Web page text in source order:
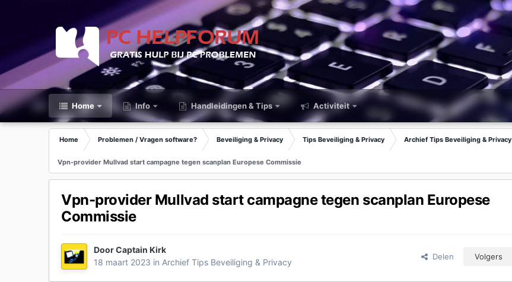
Home Info Handleidingen & Tips Activiteit
Home Problemen / Vragen software? Beveiliging & Privacy Tips Beveiliging & Privacy Archief Tips Beveiliging & Privacy
Vpn-provider Mullvad start campagne tegen scanplan Europese Commissie
Vpn-provider Mullvad start campagne tegen scanplan Europese
Commissie
DoorCaptain Kirk
18 maart 2023 in Archief Tips Beveiliging & Privacy
Delen Volgers